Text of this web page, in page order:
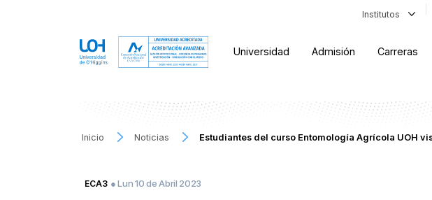
Institutos
Universidad Admisión Carreras
Inicio Noticias Estudiantes del curso Entomología Agrícola UOH
ECA3 ● Lun 10 de Abril 2023